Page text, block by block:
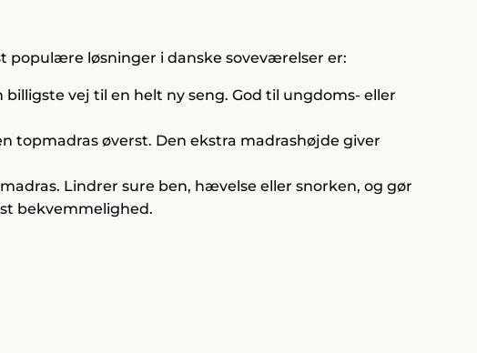
populære løsninger i danske soveværelser er:
vej til en helt ny seng. God til ungdoms- eller
topmadras øverst. Den ekstra madrashøjde giver
Lindrer sure ben, hævelse eller snorken, og gør
bekvemmelighed.